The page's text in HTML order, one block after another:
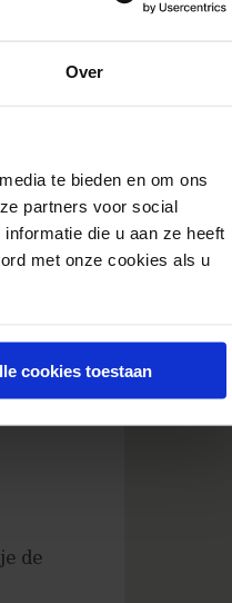
Over
te bieden en om ons
partners voor social
die u aan ze heeft
met onze cookies als u
cookies toestaan
in de
in de
Puma,
de
zijn